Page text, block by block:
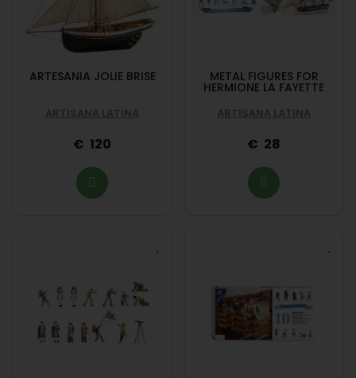
ARTESANIA JOLIE BRISE
ARTISANA LATINA
120
METAL FIGURES FOR
HERMIONE LA FAYETTE
ARTISANA LATINA
28